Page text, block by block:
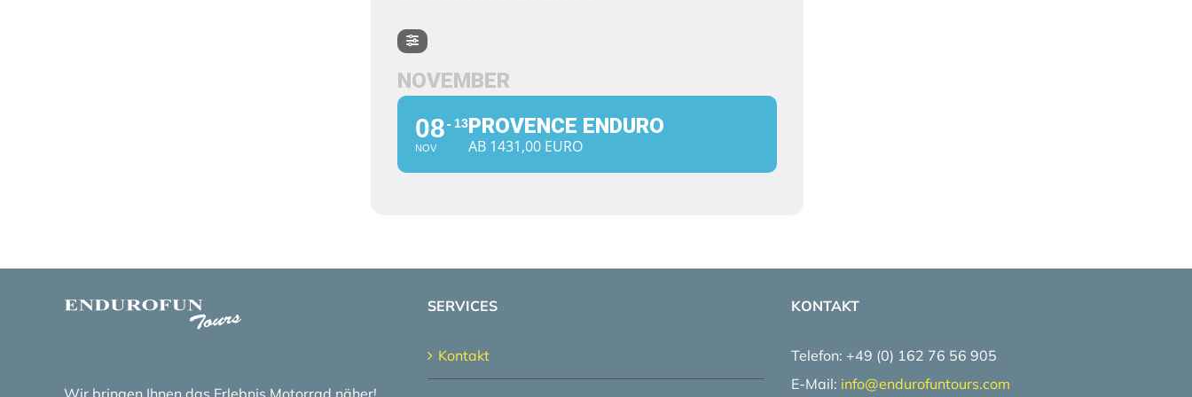
NOVEMBER
08
NOV
13PROVENCE ENDURO
AB 1431,00 EURO
SERVICES
Kontakt
KONTAKT
Telefon: +49 (0) 162 76 56 905
E-Mail: info@endurofuntours.com